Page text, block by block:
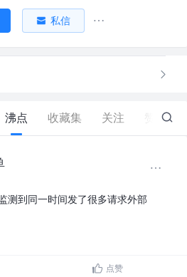
私信
沸点 收藏集 关注 33
测到同一时间发了很多请求外部
点赞